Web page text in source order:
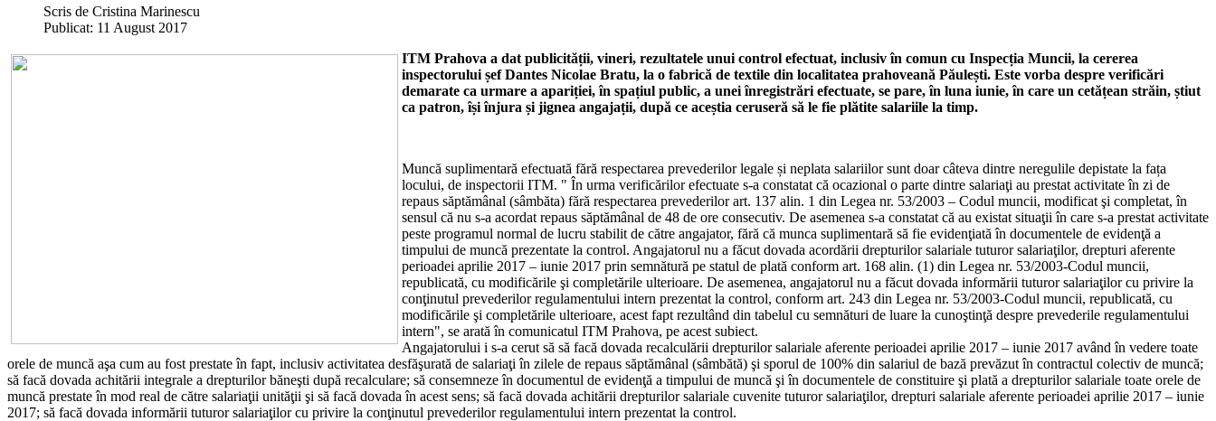
Scris de Cristina Marinescu
Publicat: 11 August 2017
ITM Prahova a dat publicității, vineri, rezultatele unui control efectuat, inclusiv în comun cu Inspecția Muncii, la cererea
inspectorului șef Dantes Nicolae Bratu, la o fabrică de textile din localitatea prahoveană Păulești. Este vorba despre verificări
demarate ca urmare a apariției, în spațiul public, a unei înregistrări efectuate, se pare, în luna iunie, în care un cetățean străin, știut
ca patron, își înjura și jignea angajații, după ce aceștia ceruseră să le fie plătite salariile la timp.
Muncă suplimentară efectuată fără respectarea prevederilor legale și neplata salariilor sunt doar câteva dintre neregulile depistate la fața
locului, de inspectorii ITM. " În urma verificărilor efectuate s-a constatat că ocazional o parte dintre salariaţi au prestat activitate în zi de
repaus săptămânal (sâmbăta) fără respectarea prevederilor art. 137 alin. 1 din Legea nr. 53/2003 – Codul muncii, modificat şi completat, în
sensul că nu s-a acordat repaus săptămânal de 48 de ore consecutiv. De asemenea s-a constatat că au existat situaţii în care s-a prestat activitate
peste programul normal de lucru stabilit de către angajator, fără că munca suplimentară să fie evidenţiată în documentele de evidenţă a
timpului de muncă prezentate la control. Angajatorul nu a făcut dovada acordării drepturilor salariale tuturor salariaţilor, drepturi aferente
perioadei aprilie 2017 – iunie 2017 prin semnătură pe statul de plată conform art. 168 alin. (1) din Legea nr. 53/2003-Codul muncii,
republicată, cu modificările şi completările ulterioare. De asemenea, angajatorul nu a făcut dovada informării tuturor salariaţilor cu privire la
conţinutul prevederilor regulamentului intern prezentat la control, conform art. 243 din Legea nr. 53/2003-Codul muncii, republicată, cu
modificările şi completările ulterioare, acest fapt rezultând din tabelul cu semnături de luare la cunoştinţă despre prevederile regulamentului
intern", se arată în comunicatul ITM Prahova, pe acest subiect.
Angajatorului i s-a cerut să să facă dovada recalculării drepturilor salariale aferente perioadei aprilie 2017 – iunie 2017 având în vedere toate
orele de muncă aşa cum au fost prestate în fapt, inclusiv activitatea desfăşurată de salariaţi în zilele de repaus săptămânal (sâmbătă) şi sporul de 100% din salariul de bază prevăzut în contractul colectiv de muncă;
să facă dovada achitării integrale a drepturilor băneşti după recalculare; să consemneze în documentul de evidenţă a timpului de muncă şi în documentele de constituire şi plată a drepturilor salariale toate orele de
muncă prestate în mod real de către salariaţii unităţii şi să facă dovada în acest sens; să facă dovada achitării drepturilor salariale cuvenite tuturor salariaţilor, drepturi salariale aferente perioadei aprilie 2017 – iunie
2017; să facă dovada informării tuturor salariaţilor cu privire la conţinutul prevederilor regulamentului intern prezentat la control.